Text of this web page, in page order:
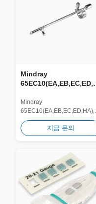
Mindray
4(s,P,E,A),V10-
4(s,m,Bs,BP,m-B),V11-
3(E,s,m,B,BE,m-
3W(s,E),E9-3,V11-
생검 어댑터 JEM-028
Mindray
65EC10(EA,EB,EC,ED,HA),
65EB10EA,6CV1(s,P), CB10-
4(s,P,E,A), V10-
4(s,m,Bs,BP,mB) 변환기용 정
지금 문의